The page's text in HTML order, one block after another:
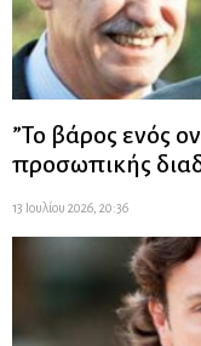
”Το βάρος ενός
προσωπικής
13 Ιουλίου 2026, 20:36